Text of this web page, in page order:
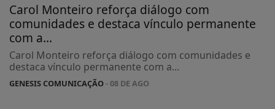
Carol Monteiro reforça diálogo com
comunidades e destaca vínculo permanente
com a...
Carol Monteiro reforça diálogo com comunidades e
destaca vínculo permanente com a...
GENESIS COMUNICAÇÃO- 08 DE AGO